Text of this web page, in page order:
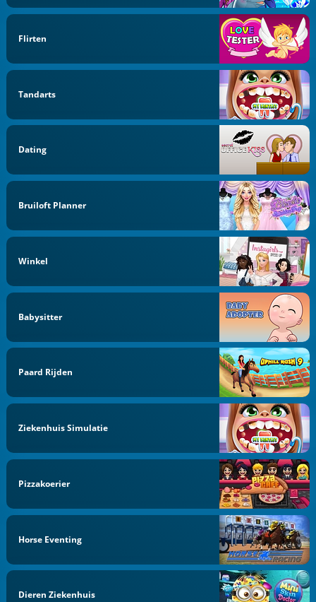
Flirten
Tandarts
Dating
Bruiloft Planner
Winkel
Babysitter
Paard Rijden
Ziekenhuis Simulatie
Pizzakoerier
Horse Eventing
Dieren Ziekenhuis